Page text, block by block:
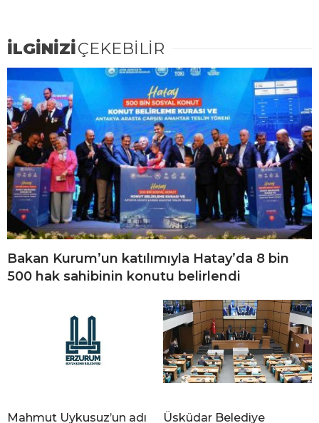
İLGİNİZİÇEKEBİLİR
Bakan Kurum’un katılımıyla Hatay’da 8 bin
500 hak sahibinin konutu belirlendi
Mahmut Uykusuz’un adı
Üsküdar Belediye